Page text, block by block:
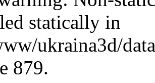
statically in
ukraina3d/
879.